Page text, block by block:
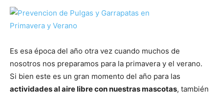
Fotos
–
Es esa época del año otra vez cuando muchos de
nosotros nos preparamos para la primavera y el verano.
Si bien este es un gran momento del año para las
actividades al aire libre con nuestras mascotas, también